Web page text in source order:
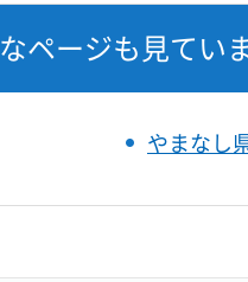
ページも見てい
やまなし